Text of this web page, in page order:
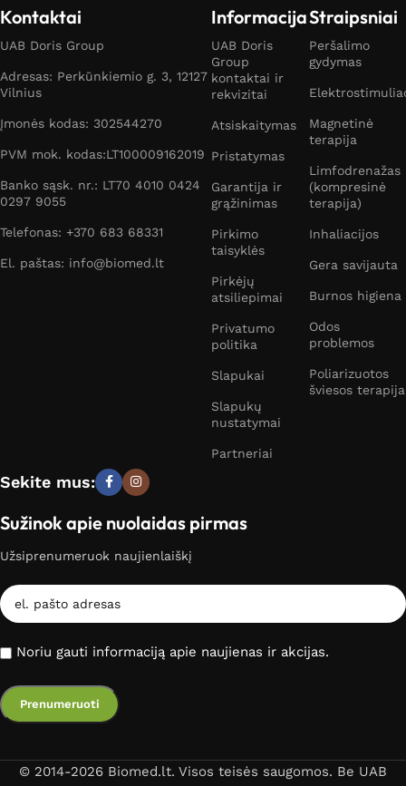
Kontaktai
UAB Doris Group
Adresas: Perkūnkiemio g. 3, 12127
Vilnius
Įmonės kodas: 302544270
PVM mok. kodas:LT100009162019
Banko sąsk. nr.: LT70 4010 0424
0297 9055
Telefonas: +370 683 68331
El. paštas: info@biomed.lt
Informacija
UAB Doris
Group
kontaktai ir
rekvizitai
Atsiskaitymas
Pristatymas
Garantija ir
grąžinimas
Pirkimo
taisyklės
Pirkėjų
atsiliepimai
Privatumo
politika
Slapukai
Slapukų
nustatymai
Partneriai
Straipsniai
Peršalimo
gydymas
Magnetinė
terapija
Limfodrenažas
(kompresinė
terapija)
Inhaliacijos
Gera savijauta
Burnos higiena
Odos
problemos
Poliarizuotos
šviesos terapija
Sekite mus:
Sužinok apie nuolaidas pirmas
Užsiprenumeruok naujienlaiškį
Noriu gauti informaciją apie naujienas ir akcijas.
© 2014-2026 Biomed.lt. Visos teisės saugomos. Be UAB